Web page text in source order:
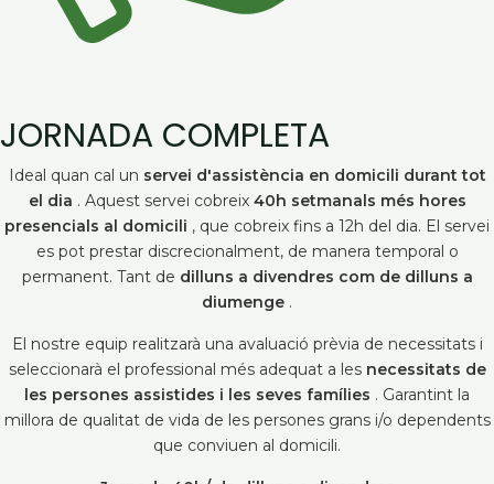
JORNADA COMPLETA
Ideal quan cal un servei d'assistència en domicili durant tot
el dia . Aquest servei cobreix 40h setmanals més hores
presencials al domicili , que cobreix fins a 12h del dia. El servei
es pot prestar discrecionalment, de manera temporal o
permanent. Tant de dilluns a divendres com de dilluns a
diumenge .
El nostre equip realitzarà una avaluació prèvia de necessitats i
seleccionarà el professional més adequat a les necessitats de
les persones assistides i les seves famílies . Garantint la
millora de qualitat de vida de les persones grans i/o dependents
que conviuen al domicili.